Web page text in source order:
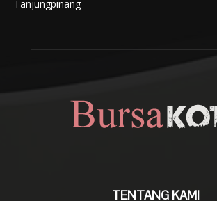
Tanjungpinang
TENTANG KAMI